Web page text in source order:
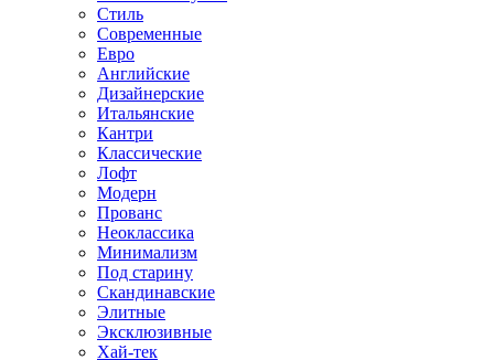
Стиль
Современные
Евро
Английские
Дизайнерские
Итальянские
Кантри
Классические
Лофт
Модерн
Прованс
Неоклассика
Минимализм
Под старину
Скандинавские
Элитные
Эксклюзивные
Хай-тек